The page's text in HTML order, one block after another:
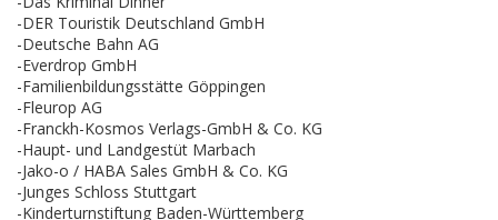
-DER Touristik Deutschland GmbH
-Deutsche Bahn AG
-Everdrop GmbH
-Familienbildungsstätte Göppingen
-Fleurop AG
-Franckh-Kosmos Verlags-GmbH & Co. KG
-Haupt- und Landgestüt Marbach
-Jako-o / HABA Sales GmbH & Co. KG
-Junges Schloss Stuttgart
-Kinderturnstiftung Baden-Württemberg